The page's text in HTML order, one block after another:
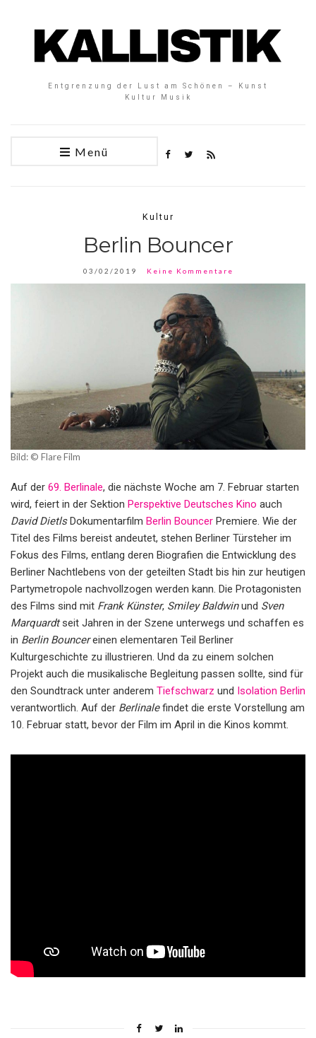
Entgrenzung der Lust am Schönen – Kunst
Kultur Musik
Menü
Kultur
Berlin Bouncer
03/02/2019 Keine Kommentare
Bild: © Flare Film
Auf der 69. Berlinale, die nächste Woche am 7. Februar starten
wird, feiert in der Sektion Perspektive Deutsches Kino auch
David DietlsDokumentarfilm Berlin Bouncer Premiere. Wie der
Titel des Films bereist andeutet, stehen Berliner Türsteher im
Fokus des Films, entlang deren Biografien die Entwicklung des
Berliner Nachtlebens von der geteilten Stadt bis hin zur heutigen
Partymetropole nachvollzogen werden kann. Die Protagonisten
des Films sind mit Frank Künster, Smiley Baldwinund Sven
Marquardtseit Jahren in der Szene unterwegs und schaffen es
in Berlin Bouncereinen elementaren Teil Berliner
Kulturgeschichte zu illustrieren. Und da zu einem solchen
Projekt auch die musikalische Begleitung passen sollte, sind für
den Soundtrack unter anderem Tiefschwarz und Isolation Berlin
verantwortlich. Auf der Berlinalefindet die erste Vorstellung am
10. Februar statt, bevor der Film im April in die Kinos kommt.